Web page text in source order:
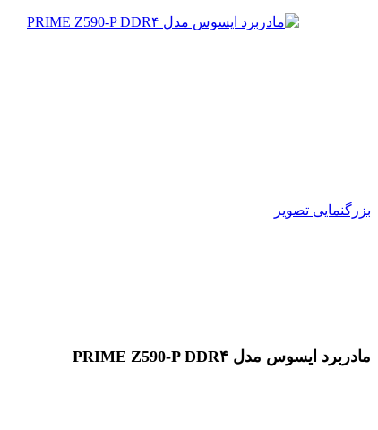
بزرگنمایی تصویر
مادربرد ایسوس مدل PRIME Z590-P DDR۴